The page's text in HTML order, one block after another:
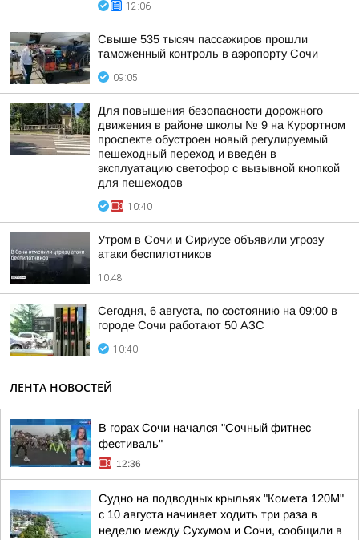
12:06
Свыше 535 тысяч пассажиров прошли
таможенный контроль в аэропорту Сочи
09:05
Для повышения безопасности дорожного
движения в районе школы № 9 на Курортном
проспекте обустроен новый регулируемый
пешеходный переход и введён в
эксплуатацию светофор с вызывной кнопкой
для пешеходов
10:40
Утром в Сочи и Сириусе объявили угрозу
атаки беспилотников
10:48
Сегодня, 6 августа, по состоянию на 09:00 в
городе Сочи работают 50 АЗС
10:40
ЛЕНТА НОВОСТЕЙ
В горах Сочи начался "Сочный фитнес
фестиваль"
12:36
Судно на подводных крыльях "Комета 120М"
с 10 августа начинает ходить три раза в
неделю между Сухумом и Сочи, сообщили в